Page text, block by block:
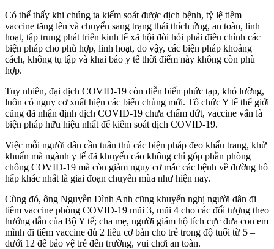
Có thể thấy khi chúng ta kiểm soát được dịch bệnh, tỷ lệ tiêm
vaccine tăng lên và chuyển sang trạng thái thích ứng, an toàn, linh
hoạt, tập trung phát triển kinh tế xã hội đòi hỏi phải điều chỉnh các
biện pháp cho phù hợp, linh hoạt, do vậy, các biện pháp khoảng
cách, không tụ tập và khai báo y tế thời điểm này không còn phù
hợp.
Tuy nhiên, đại dịch COVID-19 còn diễn biến phức tạp, khó lường,
luôn có nguy cơ xuất hiện các biến chủng mới. Tổ chức Y tế thế giới
cũng đã nhận định dịch COVID-19 chưa chấm dứt, vaccine vẫn là
biện pháp hữu hiệu nhất để kiểm soát dịch COVID-19.
Việc mỗi người dân cần tuân thủ các biện pháp đeo khẩu trang, khử
khuẩn mà ngành y tế đã khuyến cáo không chỉ góp phần phòng
chống COVID-19 mà còn giảm nguy cơ mắc các bệnh về đường hô
hấp khác nhất là giai đoạn chuyển mùa như hiện nay.
Cùng đó, ông Nguyễn Đình Anh cũng khuyến nghị người dân đi
tiêm vaccine phòng COVID-19 mũi 3, mũi 4 cho các đối tượng theo
hướng dẫn của Bộ Y tế; cha mẹ, người giám hộ tích cực đưa con em
mình đi tiêm vaccine đủ 2 liều cơ bản cho trẻ trong độ tuổi từ 5 –
dưới 12 để bảo vệ trẻ đến trường, vui chơi an toàn.